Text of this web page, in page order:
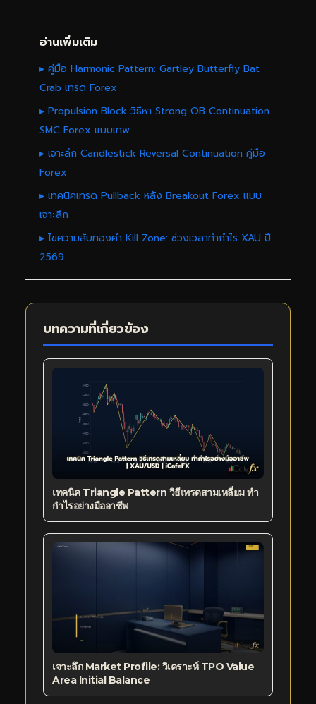
อ่านเพิ่มเติม
▸ คู่มือ Harmonic Pattern: Gartley Butterfly Bat
Crab เทรด Forex
▸ Propulsion Block วิธีหา Strong OB Continuation
SMC Forex แบบเทพ
▸ เจาะลึก Candlestick Reversal Continuation คู่มือ
Forex
▸ เทคนิคเทรด Pullback หลัง Breakout Forex แบบ
เจาะลึก
▸ ไขความลับทองคำ Kill Zone: ช่วงเวลาทำกำไร XAU ปี
2569
บทความที่เกี่ยวข้อง
เทคนิค Triangle Pattern วิธีเทรดสามเหลี่ยม ทำ
กำไรอย่างมืออาชีพ
เจาะลึก Market Profile: วิเคราะห์ TPO Value
Area Initial Balance